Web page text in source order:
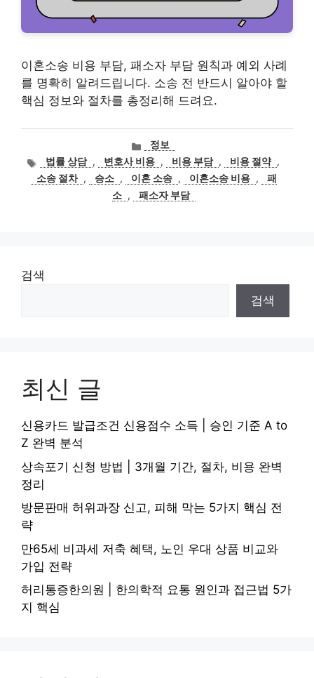
이혼소송 비용 부담, 패소자 부담 원칙과 예외 사례
를 명확히 알려드립니다. 소송 전 반드시 알아야 할
핵심 정보와 절차를 총정리해 드려요.
카
테
고
리
정보
태
그
법률 상담 , 변호사 비용 , 비용 부담 , 비용 절약 ,
소송 절차 , 승소 , 이혼 소송 , 이혼소송 비용 ,
패
소 , 패소자 부담
검색
검색
최신 글
신용카드 발급조건 신용점수 소득 | 승인 기준 A to
Z 완벽 분석
상속포기 신청 방법 | 3개월 기간, 절차, 비용 완벽
정리
방문판매 허위과장 신고, 피해 막는 5가지 핵심 전
략
만65세 비과세 저축 혜택, 노인 우대 상품 비교와
가입 전략
허리통증한의원 | 한의학적 요통 원인과 접근법 5가
지 핵심